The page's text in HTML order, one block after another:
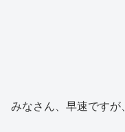
みなさん、早速ですが、